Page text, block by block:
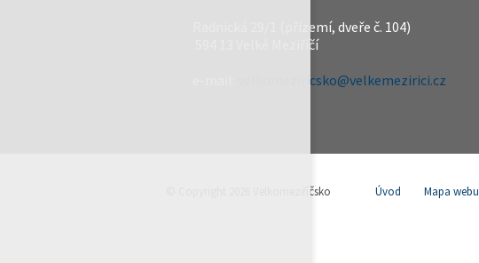
Radnická 29/1 (přízemí, dveře č. 104)
594 13 Velké Meziříčí
velkomeziricsko@velkemezirici.cz
© Copyright 2026 Velkomeziříčsko Úvod Mapa webu